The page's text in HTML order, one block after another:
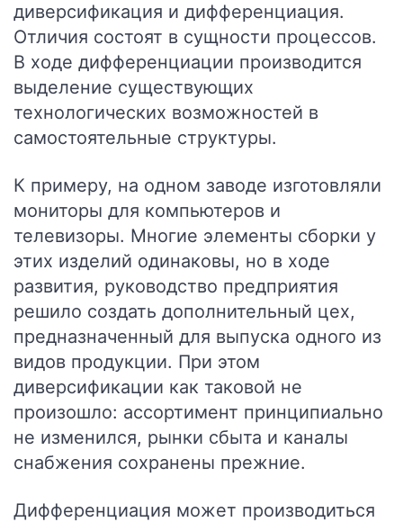
диверсификация и дифференциация.
Отличия состоят в сущности процессов.
В ходе дифференциации производится
выделение существующих
технологических возможностей в
самостоятельные структуры.
К примеру, на одном заводе изготовляли
мониторы для компьютеров и
телевизоры. Многие элементы сборки у
этих изделий одинаковы, но в ходе
развития, руководство предприятия
решило создать дополнительный цех,
предназначенный для выпуска одного из
видов продукции. При этом
диверсификации как таковой не
произошло: ассортимент принципиально
не изменился, рынки сбыта и каналы
снабжения сохранены прежние.
Дифференциация может производиться